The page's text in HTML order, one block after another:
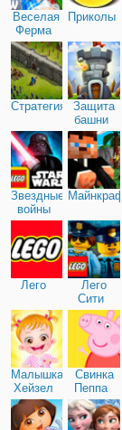
Веселая
Ферма
Приколы
Стратегия
Защита
башни
Звездные
войны
Лего
Лего
Сити
Малышка
Хейзел
Свинка
Пеппа